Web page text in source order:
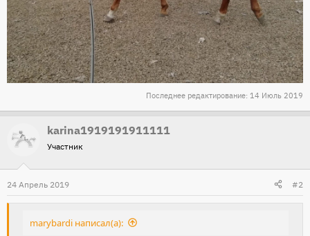
Последнее редактирование: 14 Июль 2019
karina1919191911111
Участник
24 Апрель 2019 #2
marybardi написал(а):